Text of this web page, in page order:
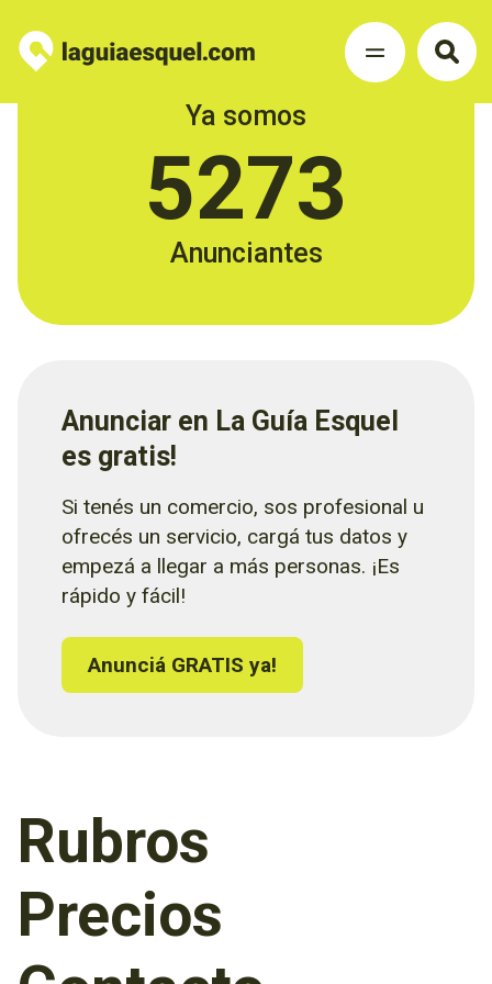
Ya somos
5273
Anunciantes
Anunciar en La Guía Esquel
es gratis!
Si tenés un comercio, sos profesional u
ofrecés un servicio, cargá tus datos y
empezá a llegar a más personas. ¡Es
rápido y fácil!
Anunciá GRATIS ya!
Rubros
Precios